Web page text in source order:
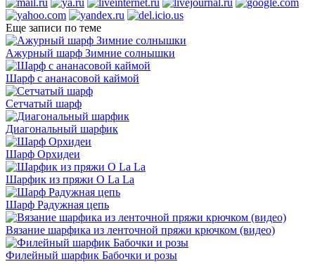
Еще записи по теме
Ажурный шарф Зимние солнышки
Шарф с ананасовой каймой
Сетчатый шарф
Диагональный шарфик
Шарф Орхидеи
Шарфик из пряжи O La La
Шарф Радужная цепь
Вязание шарфика из ленточной пряжи крючком (видео)
Филейный шарфик Бабочки и розы